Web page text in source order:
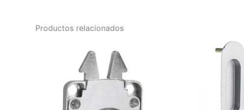
Productos relacionados